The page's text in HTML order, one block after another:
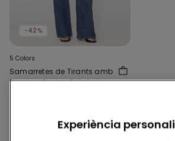
-42%
5 Colors
Samarretes de Tirants amb
Escot en Punta i Detall de
Experiència